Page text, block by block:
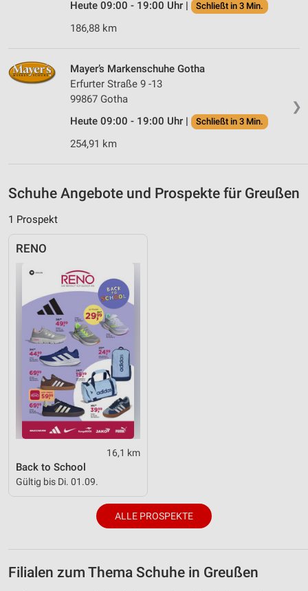
Heute 09:00 - 19:00 Uhr | Schließt in 3 Min.
186,88 km
❯
Mayer’s Markenschuhe Gotha
Erfurter Straße 9 -13
99867 Gotha
Heute 09:00 - 19:00 Uhr |
Schließt in 3 Min.
254,91 km
Schuhe Angebote und Prospekte für Greußen
1 Prospekt
RENO
16,1 km
Back to School
Gültig bis Di. 01.09.
ALLE PROSPEKTE
Filialen zum Thema Schuhe in Greußen
Performance
Werbung